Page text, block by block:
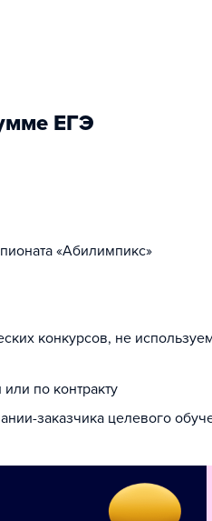
ЕГЭ
«Абилимпикс»
конкурсов, не
по контракту
заказчика целевого